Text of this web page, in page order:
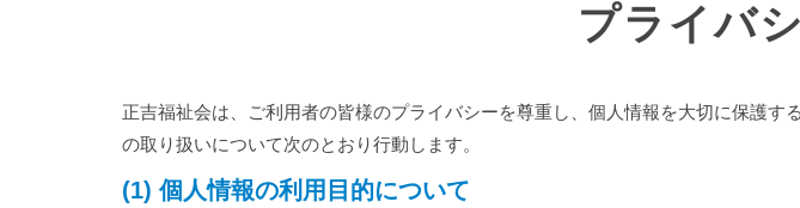
プライバ
正吉福祉会は、ご利用者の皆様のプライバシーを尊重し、個人情報を大切に保護
の取り扱いについて次のとおり行動します。
(1) 個人情報の利用目的について